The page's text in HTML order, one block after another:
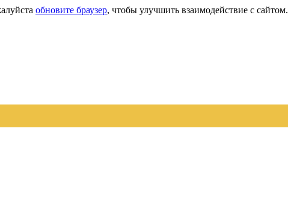
обновите браузер, чтобы улучшить взаимодействие с сайтом.